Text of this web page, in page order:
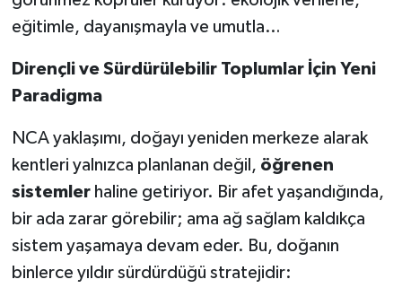
eğitimle, dayanışmayla ve umutla…
Dirençli ve Sürdürülebilir Toplumlar İçin Yeni
Paradigma
NCA yaklaşımı, doğayı yeniden merkeze alarak
kentleri yalnızca planlanan değil, öğrenen
sistemlerhaline getiriyor. Bir afet yaşandığında,
bir ada zarar görebilir; ama ağ sağlam kaldıkça
sistem yaşamaya devam eder. Bu, doğanın
binlerce yıldır sürdürdüğü stratejidir: